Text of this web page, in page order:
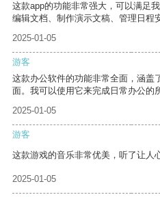
这款app的功能非常强大，可以满足
编辑文档、制作演示文稿、管理日程
2025-01-05
游客
这款办公软件的功能非常全面，涵盖
面。我可以使用它来完成日常办公的
2025-01-05
游客
这款游戏的音乐非常优美，听了让人
2025-01-05